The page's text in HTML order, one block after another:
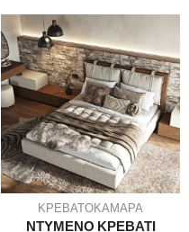
ΚΡΕΒΑΤΟΚΑΜΑΡΑ
ΝΤΥΜΕΝΟ ΚΡΕΒΑΤΙ